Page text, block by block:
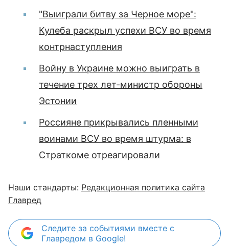
"Выиграли битву за Черное море":
Кулеба раскрыл успехи ВСУ во время
контрнаступления
Войну в Украине можно выиграть в
течение трех лет-министр обороны
Эстонии
Россияне прикрывались пленными
воинами ВСУ во время штурма: в
Страткоме отреагировали
Наши стандарты: Редакционная политика сайта
Главред
Следите за событиями вместе с
Главредом в Google!